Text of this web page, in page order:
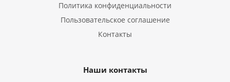
Политика конфиденциальности
Пользовательское соглашение
Контакты
Наши контакты